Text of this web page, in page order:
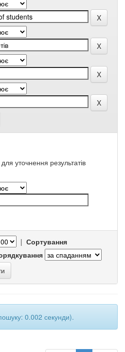
уточнення результатів
| Сортування
0.002 секунди).